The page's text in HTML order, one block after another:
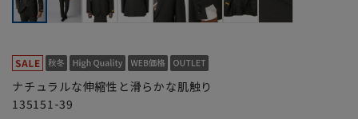
ナチュラルな伸縮性と滑らかな肌触り
135151-39